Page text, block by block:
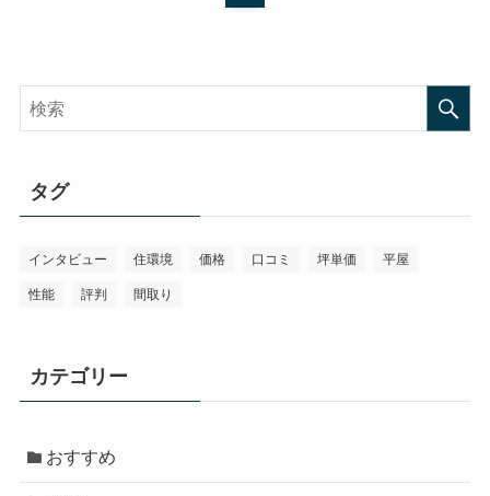
タグ
インタビュー 住環境 価格 口コミ 坪単価 平屋
性能 評判 間取り
カテゴリー
おすすめ